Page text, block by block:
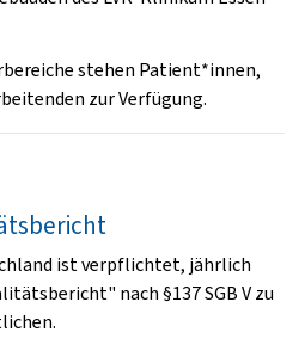
stehen Patient*innen,
zur Verfügung.
ist verpflichtet, jährlich
nach §137 SGB V zu